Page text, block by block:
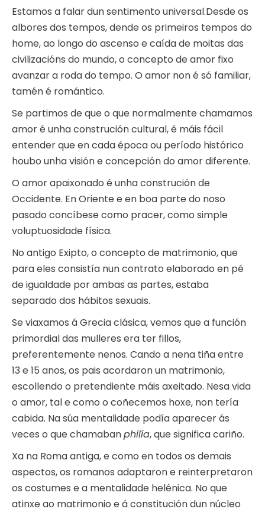
Estamos a falar dun sentimento universal.Desde os
albores dos tempos, dende os primeiros tempos do
home, ao longo do ascenso e caída de moitas das
civilizacións do mundo, o concepto de amor fixo
avanzar a roda do tempo. O amor non é só familiar,
tamén é romántico.
Se partimos de que o que normalmente chamamos
amor é unha construción cultural, é máis fácil
entender que en cada época ou período histórico
houbo unha visión e concepción do amor diferente.
O amor apaixonado é unha construción de
Occidente. En Oriente e en boa parte do noso
pasado concíbese como pracer, como simple
voluptuosidade física.
No antigo Exipto, o concepto de matrimonio, que
para eles consistía nun contrato elaborado en pé
de igualdade por ambas as partes, estaba
separado dos hábitos sexuais.
Se viaxamos á Grecia clásica, vemos que a función
primordial das mulleres era ter fillos,
preferentemente nenos. Cando a nena tiña entre
13 e 15 anos, os pais acordaron un matrimonio,
escollendo o pretendiente máis axeitado. Nesa vida
o amor, tal e como o coñecemos hoxe, non tería
cabida. Na súa mentalidade podía aparecer ás
veces o que chamabanphilía, que significa cariño.
Xa na Roma antiga, e como en todos os demais
aspectos, os romanos adaptaron e reinterpretaron
os costumes e a mentalidade helénica. No que
atinxe ao matrimonio e á constitución dun núcleo